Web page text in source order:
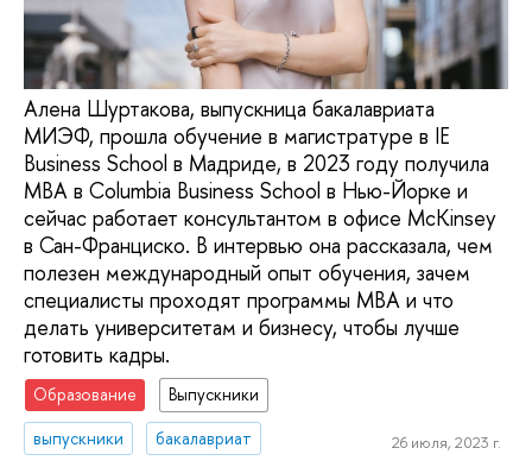
Алена Шуртакова, выпускница бакалавриата
МИЭФ, прошла обучение в магистратуре в IE
Business School в Мадриде, в 2023 году получила
MBA в Columbia Business School в Нью-Йорке и
сейчас работает консультантом в офисе McKinsey
в Сан-Франциско. В интервью она рассказала, чем
полезен международный опыт обучения, зачем
специалисты проходят программы МВА и что
делать университетам и бизнесу, чтобы лучше
готовить кадры.
Образование
Выпускники
выпускники
бакалавриат 26 июля, 2023 г.